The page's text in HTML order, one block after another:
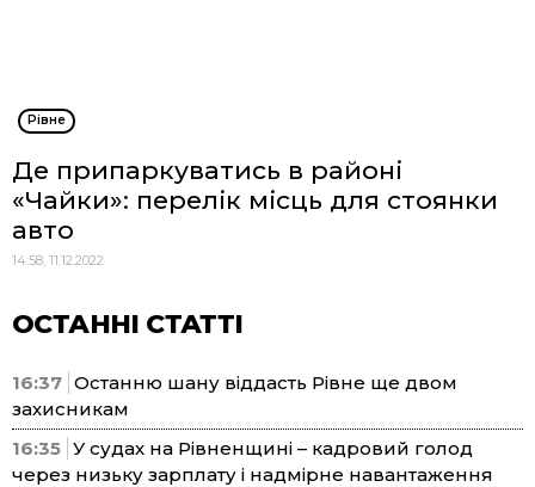
Рівне
Де припаркуватись в районі
«Чайки»: перелік місць для стоянки
авто
14:58, 11.12.2022
ОСТАННІ СТАТТІ
16:37 Останню шану віддасть Рівне ще двом
захисникам
16:35 У судах на Рівненщині – кадровий голод
через низьку зарплату і надмірне навантаження